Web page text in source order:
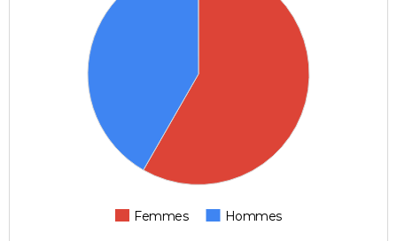
Femmes Hommes